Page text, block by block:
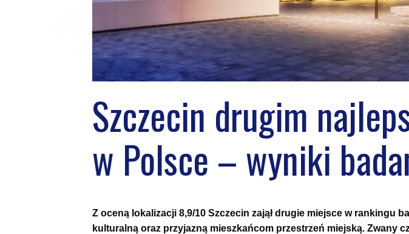
Szczecin drugim
w Polsce – wyniki
Z oceną lokalizacji 8,9/10 Szczecin zajął drugie miejsce w rankingu
kulturalną oraz przyjazną mieszkańcom przestrzeń miejską. Zwany